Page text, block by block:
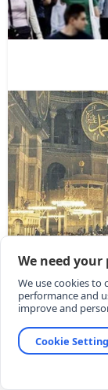
“Dindar/